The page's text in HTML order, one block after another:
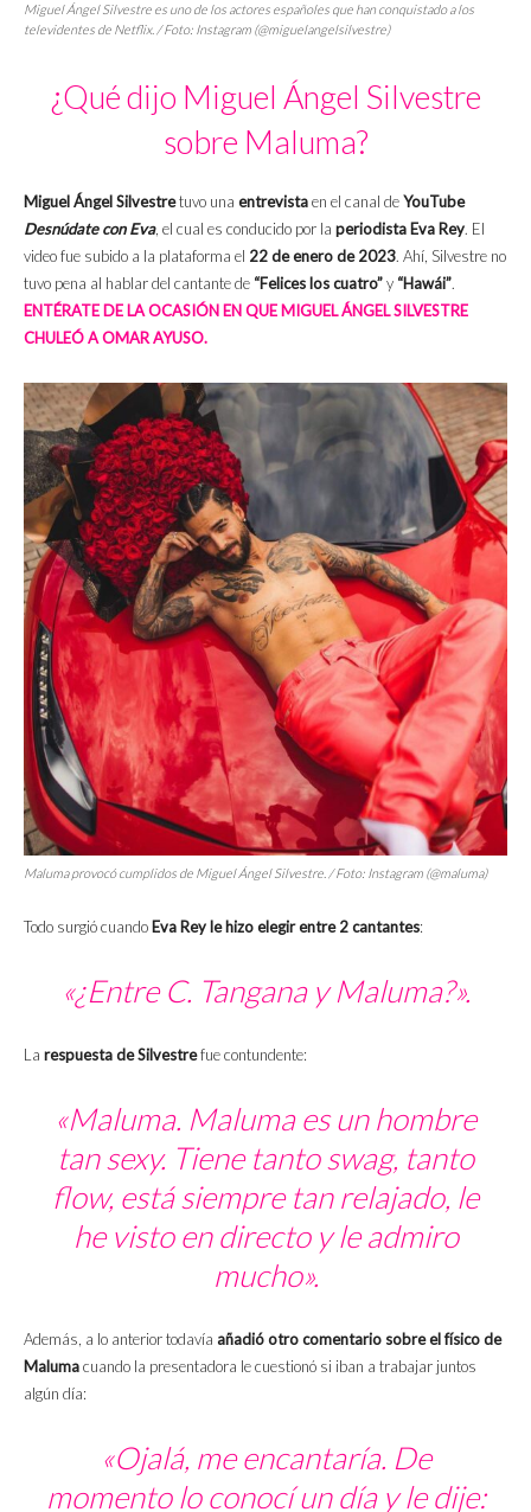
Miguel Ángel Silvestre es uno de los actores españoles que han conquistado a los
televidentes de Netflix. / Foto: Instagram (@miguelangelsilvestre)
¿Qué dijo Miguel Ángel Silvestre
sobre Maluma?
Miguel Ángel Silvestretuvo una entrevistaen el canal deYouTube
Desnúdate con Eva, el cual es conducido por la periodista Eva Rey. El
video fue subido a la plataforma el 22 de enero de 2023. Ahí, Silvestre no
tuvo pena al hablar del cantante de “Felices los cuatro”y “Hawái”.
ENTÉRATE DE LA OCASIÓN EN QUE MIGUEL ÁNGEL SILVESTRE
CHULEÓ A OMAR AYUSO.
Maluma provocó cumplidos de Miguel Ángel Silvestre. / Foto: Instagram (@maluma)
Todo surgió cuandoEva Rey le hizo elegir entre 2 cantantes:
«¿Entre C. Tangana y Maluma?».
La respuesta de Silvestrefue contundente:
«Maluma. Maluma es un hombre
tansexy. Tiene tantoswag, tanto
flow, está siempre tan relajado, le
he visto en directo y le admiro
mucho».
Además, a lo anterior todavía añadió otro comentario sobre el físico de
Malumacuando la presentadora le cuestionó si iban a trabajar juntos
algún día:
«Ojalá, me encantaría. De
momento lo conocí un día y le dije: